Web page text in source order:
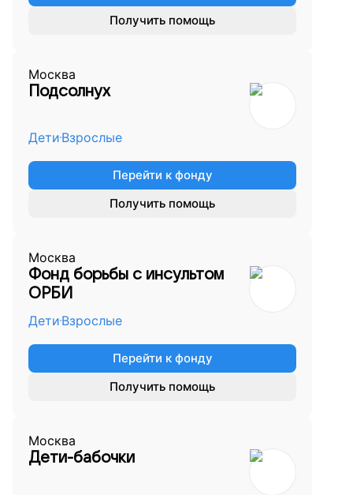
Получить помощь
Москва
Подсолнух
Дети Взрослые
Перейти к фонду
Получить помощь
Москва
Фонд борьбы с инсультом
ОРБИ
Дети Взрослые
Перейти к фонду
Получить помощь
Москва
Дети-бабочки